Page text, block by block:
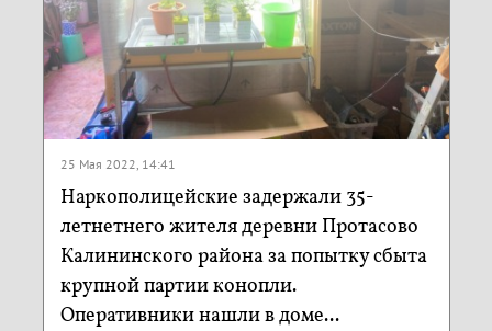
25 Мая 2022, 14:41
Наркополицейские задержали 35-
летнетнего жителя деревни Протасово
Калининского района за попытку сбыта
крупной партии конопли.
Оперативники нашли в доме...